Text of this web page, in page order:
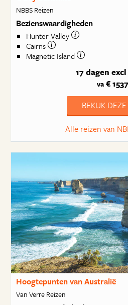
NBBS Reizen
Bezienswaardigheden
Hunter Valley
Cairns
Magnetic Island
17 dagen
va€ 1537
BEKIJK DEZE
Alle reizen van
Hoogtepunten van Australië
Van Verre Reizen